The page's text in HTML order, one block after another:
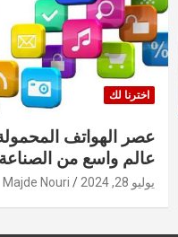
اخترنا لك
عصر الهواتف
عالم واسع من الصناعة
يوليو 28, 2024 Majde Nouri